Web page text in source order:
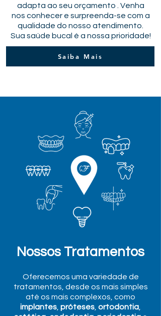
adapta ao seu orçamento . Venha
nos conhecer e surpreenda-se com a
qualidade do nosso atendimento.
Sua saúde bucal é a nossa prioridade!
Saiba Mais
Nossos Tratamentos
Oferecemos uma variedade de
tratamentos, desde os mais simples
até os mais complexos, como
implantes próteses ortodontia